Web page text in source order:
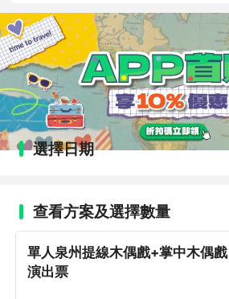
選擇日期
查看方案及選擇數量
單人泉州提線木偶戲+掌中木偶戲
演出票